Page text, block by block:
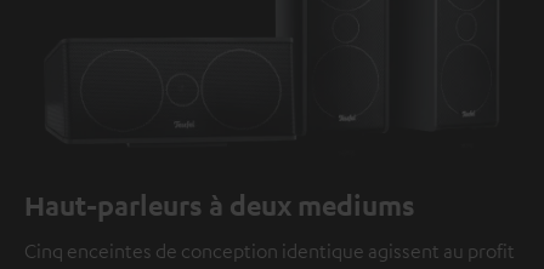
Haut-parleurs à deux mediums
Cinq enceintes de conception identique agissent au profit